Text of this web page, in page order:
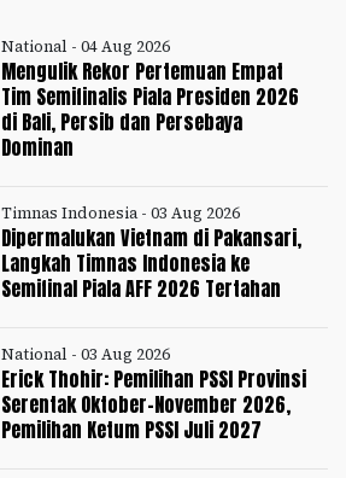
National - 04 Aug 2026
Mengulik Rekor Pertemuan Empat
Tim Semifinalis Piala Presiden 2026
di Bali, Persib dan Persebaya
Dominan
Timnas Indonesia - 03 Aug 2026
Dipermalukan Vietnam di Pakansari,
Langkah Timnas Indonesia ke
Semifinal Piala AFF 2026 Tertahan
National - 03 Aug 2026
Erick Thohir: Pemilihan PSSI Provinsi
Serentak Oktober-November 2026,
Pemilihan Ketum PSSI Juli 2027